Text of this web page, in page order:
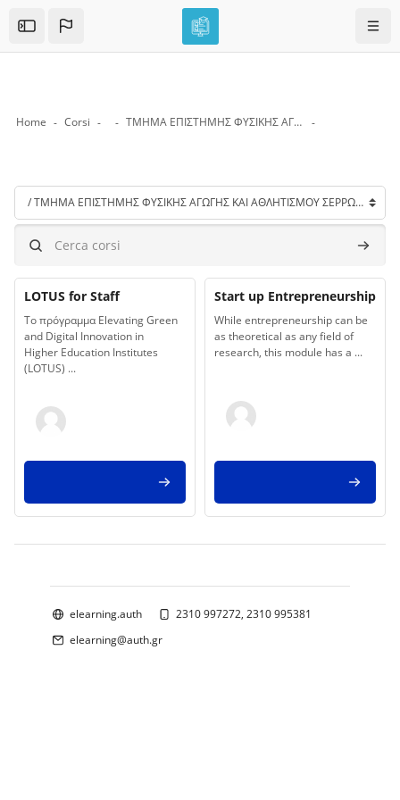
Skip to sidebar navigation menu
Skip to mobile navigation menu
Skip to top bar navigation menu
Open the sidebar
Home Corsi ΤΜΗΜΑ ΕΠΙΣΤΗΜΗΣ ΦΥΣΙΚΗΣ ΑΓΩΓΗΣ ΚΑΙ ΑΘΛΗΤΙΣΜΟΥ ΣΕΡΡΩΝ
Blocchi
Categorie di corso
Cerca corsi Cerca
Immagine del corso
Titolo del corso
LOTUS for Staff
Testo introduttivo corso:
Το πρόγραμμα Elevating Green
and Digital Innovation in
Higher Education Institutes
(LOTUS) ...
Immagine del corso
Titolo del corso
Start up Entrepreneurship
Testo introduttivo corso:
While entrepreneurship can be
as theoretical as any field of
research, this module has a ...
elearning.auth
2310 997272, 2310 995381
elearning@auth.gr